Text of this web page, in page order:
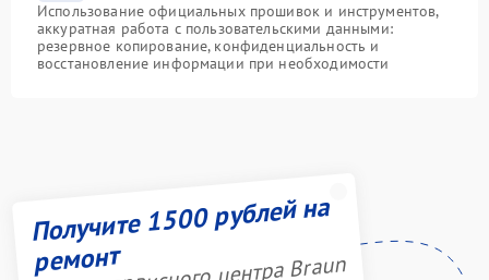
Использование официальных прошивок и инструментов,
аккуратная работа с пользовательскими данными:
резервное копирование, конфиденциальность и
восстановление информации при необходимости
Получите 1500 рублей на
ремонт